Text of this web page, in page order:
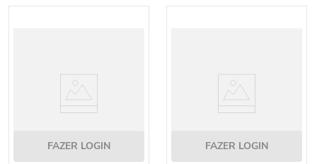
FAZER LOGIN FAZER LOGIN